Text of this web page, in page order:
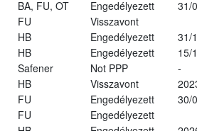
BA, FU, OT Engedélyezett
31/
FU
Visszavont
HB Engedélyezett
31/
HB Engedélyezett
15/
Safener Not PPP
-
HB Visszavont
FU Engedélyezett
30/
FU
Engedélyezett